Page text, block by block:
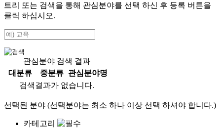
트리 또는 검색을 통해 관심분야를 선택 하신 후 등록 버튼을
클릭 하십시오.
관심분야 검색 결과
대분류
중분류
관심분야명
검색결과가 없습니다.
선택된 분야 (선택분야는 최소 하나 이상 선택 하셔야 합니다.)
카테고리